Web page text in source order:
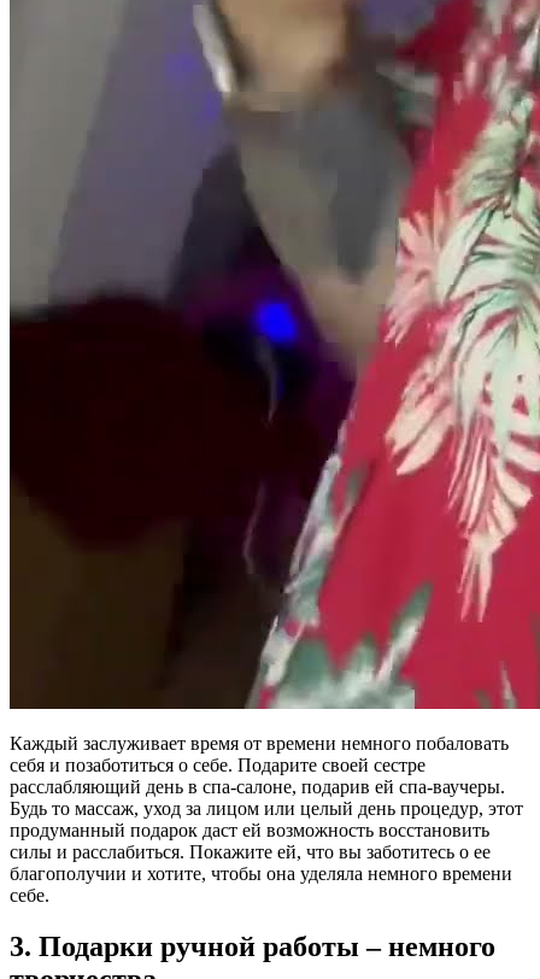
Каждый заслуживает время от времени немного побаловать
себя и позаботиться о себе. Подарите своей сестре
расслабляющий день в спа-салоне, подарив ей спа-ваучеры.
Будь то массаж, уход за лицом или целый день процедур, этот
продуманный подарок даст ей возможность восстановить
силы и расслабиться. Покажите ей, что вы заботитесь о ее
благополучии и хотите, чтобы она уделяла немного времени
себе.
3. Подарки ручной работы – немного